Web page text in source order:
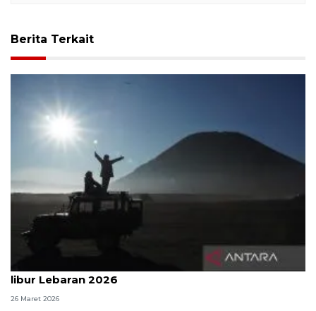
Berita Terkait
25.588 wisatawan kunjungi kawasan TNBTS selama
libur Lebaran 2026
26 Maret 2026